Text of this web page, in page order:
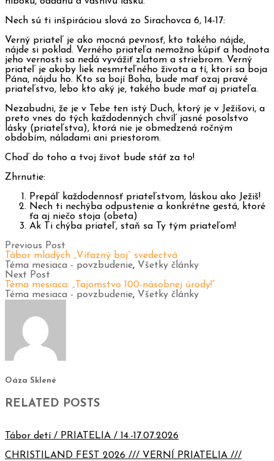
Nech sú ti inšpiráciou slová zo Sirachovca 6, 14-17:
Verný priateľ je ako mocná pevnosť, kto takého nájde,
nájde si poklad. Verného priateľa nemožno kúpiť a hodnota
jeho vernosti sa nedá vyvážiť zlatom a striebrom. Verný
priateľ je akoby liek nesmrteľného života a tí, ktorí sa boja
Pána, nájdu ho. Kto sa bojí Boha, bude mať ozaj pravé
priateľstvo, lebo kto aký je, takého bude mať aj priateľa.
Nezabudni, že je v Tebe ten istý Duch, ktorý je v Ježišovi, a
preto vnes do tých každodenných chvíľ jasné posolstvo
lásky (priateľstva), ktorá nie je obmedzená ročným
obdobím, náladami ani priestorom.
Choď do toho a tvoj život bude stáť za to!
Zhrnutie:
Prepáľ každodennosť priateľstvom, láskou ako Ježiš!
Nech ti nechýba odpustenie a konkrétne gestá, ktoré
ťa aj niečo stoja (obeta)
Ak Ti chýba priateľ, staň sa Ty tým priateľom!
Previous Post
Tábor mladých „Víťazný boj“ svedectvá
Téma mesiaca - povzbudenie, Všetky články
Next Post
Téma mesiaca: „Tajomstvo 100-násobnej úrody!“
Téma mesiaca - povzbudenie, Všetky články
Oáza Sklené
RELATED POSTS
Tábor detí / PRIATELIA / 14.-17.07.2026
CHRISTILAND FEST 2026 /// VERNÍ PRIATELIA ///